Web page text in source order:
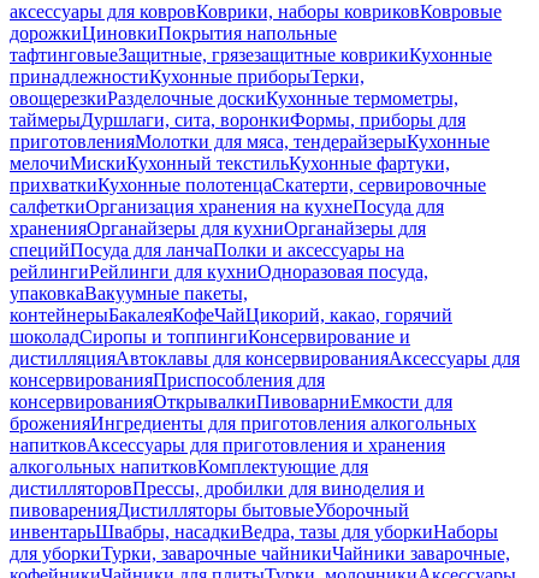
аксессуары для ковровКоврики, наборы ковриковКовровые
дорожкиЦиновкиПокрытия напольные
тафтинговыеЗащитные, грязезащитные коврикиКухонные
принадлежностиКухонные приборыТерки,
овощерезкиРазделочные доскиКухонные термометры,
таймерыДуршлаги, сита, воронкиФормы, приборы для
приготовленияМолотки для мяса, тендерайзерыКухонные
мелочиМискиКухонный текстильКухонные фартуки,
прихваткиКухонные полотенцаСкатерти, сервировочные
салфеткиОрганизация хранения на кухнеПосуда для
храненияОрганайзеры для кухниОрганайзеры для
специйПосуда для ланчаПолки и аксессуары на
рейлингиРейлинги для кухниОдноразовая посуда,
упаковкаВакуумные пакеты,
контейнерыБакалеяКофеЧайЦикорий, какао, горячий
шоколадСиропы и топпингиКонсервирование и
дистилляцияАвтоклавы для консервированияАксессуары для
консервированияПриспособления для
консервированияОткрывалкиПивоварниЕмкости для
броженияИнгредиенты для приготовления алкогольных
напитковАксессуары для приготовления и хранения
алкогольных напитковКомплектующие для
дистилляторовПрессы, дробилки для виноделия и
пивоваренияДистилляторы бытовыеУборочный
инвентарьШвабры, насадкиВедра, тазы для уборкиНаборы
для уборкиТурки, заварочные чайникиЧайники заварочные,